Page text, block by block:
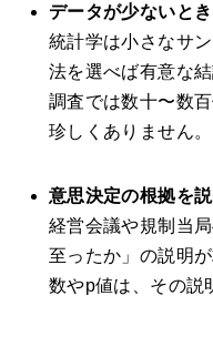
データが少ないとき
統計学は小さなサ
法を選べば有意な
調査では数十〜数
珍しくありません。
意思決定の根拠を
経営会議や規制当
至ったか」の説明
数やp値は、その説